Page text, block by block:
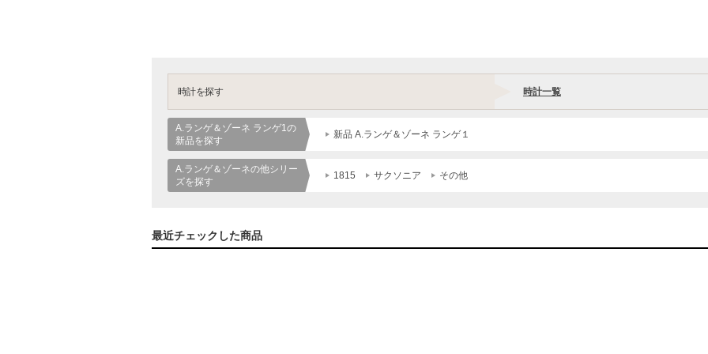
時計を探す 時計一覧
A.ランゲ＆ゾーネ ランゲ1の
新品を探す
新品 A.ランゲ＆ゾーネ ランゲ１
A.ランゲ＆ゾーネの他シリー
ズを探す
1815 サクソニア その他
最近チェックした商品